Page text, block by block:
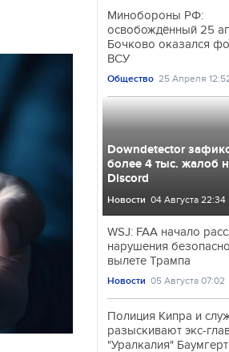
Минобороны РФ:
освобождённый 25
Бочково оказался
ВСУ
Общество 25 Апреля
Downdetector
более 4 тыс. жалоб
Discord
Новости 04 Августа 22:34
WSJ: FAA начало
нарушения
вылете Трампа
Новости 05 Августа 07:02
Полиция Кипра и
разыскивают экс-
"Уралкалия"